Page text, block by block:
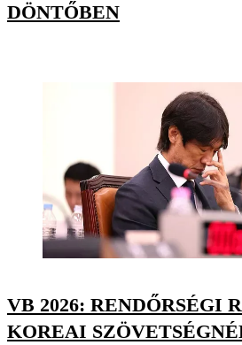
DÖNTŐBEN
VB 2026: RENDŐRSÉGI
KOREAI